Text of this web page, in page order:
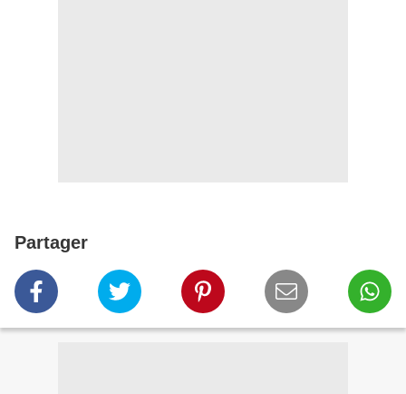
Partager